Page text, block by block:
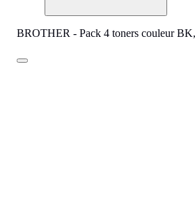
BROTHER - Pack 4 toners couleur